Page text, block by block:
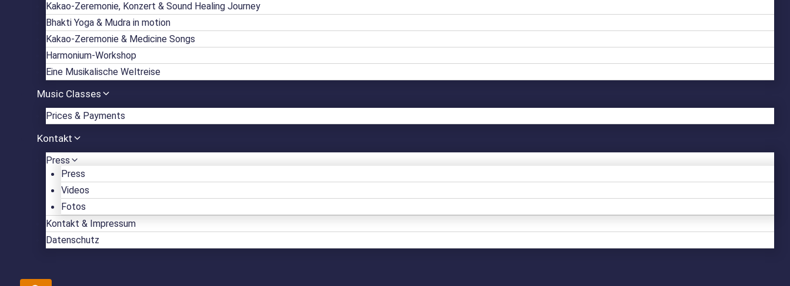
Kakao-Zeremonie, Konzert & Sound Healing Journey
Bhakti Yoga & Mudra in motion
Kakao-Zeremonie & Medicine Songs
Harmonium-Workshop
Eine Musikalische Weltreise
Music Classes
Prices & Payments
Kontakt
Press
Press
Videos
Fotos
Kontakt & Impressum
Datenschutz